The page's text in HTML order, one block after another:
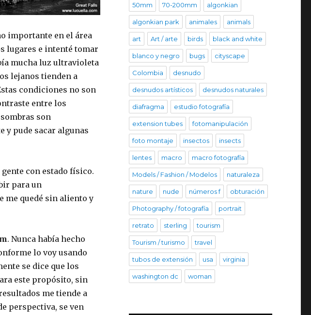
importante en el área
lugares e intenté tomar
mucha luz ultravioleta
lejanos tienden a
condiciones no son
entre los
son
y pude sacar algunas
con estado físico.
para un
quedé sin aliento y
. Nunca había hecho
lo voy usando
se dice que los
este propósito, sin
me tiende a
perspectiva, se ven
50mm 70-200mm algonkian
algonkian park animales animals
art Art / arte birds black and white
blanco y negro bugs cityscape
Colombia desnudo
desnudos artísticos desnudos naturales
diafragma estudio fotografía
extension tubes fotomanipulación
foto montaje insectos insects
lentes macro macro fotografía
Models / Fashion / Modelos naturaleza
nature nude números f obturación
Photography / fotografía portrait
retrato sterling tourism
Tourism / turismo travel
tubos de extensión usa virginia
washington dc woman